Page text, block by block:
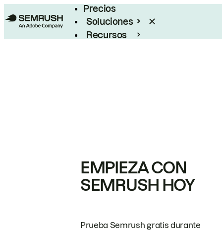
Precios
Soluciones
Recursos
EMPIEZA CON
SEMRUSH HOY
Prueba Semrush gratis durante